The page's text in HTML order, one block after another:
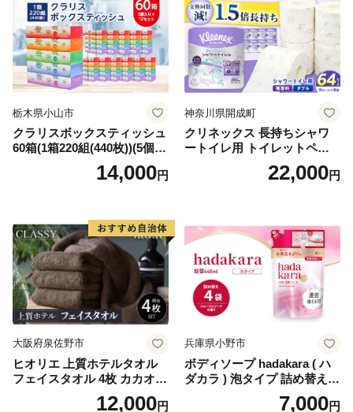
栃木県小山市
クラリスボックスティッシュ
60箱(1箱220組(440枚))(5個入
り×12セット)【1256759】
14,000円
神奈川県開成町
クリネックス 長持ちシャワ
ートイレ用 トイレットペー
パー（ダブル）64ロール(8ロ
ール×8パック) 開成町 トイレ
蓄 防災 エコ 消耗品 生活雑貨
生活用品 無香料 トイレット
ペーパー ダブル といれっと
ぺーぱー トイレ クレシア ト
イレットペーパー [BDBH002
-1]
22,000円
大阪府泉佐野市
ヒオリエ 上質ホテルタオル
フェイスタオル 4枚 カカオ
【タオル 泉州タオル 吸水 普
段使い 無地 シンプル 日用品
12,000円
兵庫県小野市
ボディソープ hadakara ( ハ
ダカラ ) 泡タイプ 詰め替え 4
40ml×4袋 ボディーソープ 泡
ボディソープ 泡 日用品 消耗
7,000円